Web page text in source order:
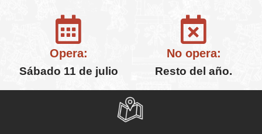
Opera:
Sábado 11 de julio
No opera:
Resto del año.